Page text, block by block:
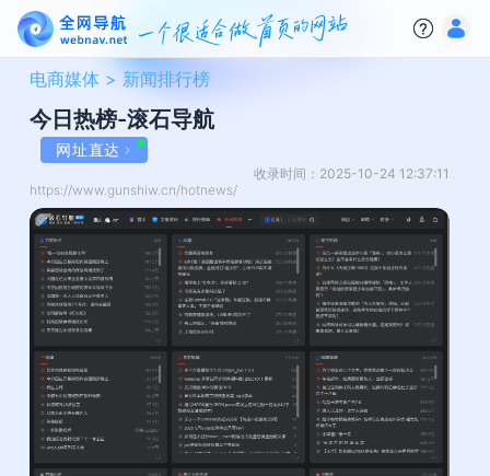
电商媒体 > 新闻排行榜
今日热榜-滚石导航
网址直达
收录时间：2025-10-24 12:37:11
https://www.gunshiw.cn/hotnews/